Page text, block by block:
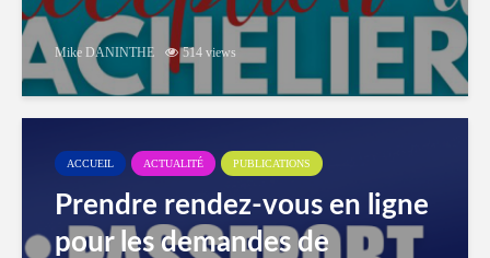
Mike DANINTHE 514 views
ACCUEIL ACTUALITÉ PUBLICATIONS
Prendre rendez-vous en ligne
pour les demandes de